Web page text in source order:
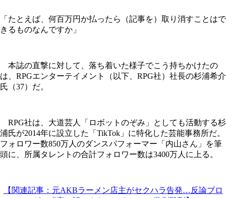
「たとえば、何百万円か払ったら（記事を）取り消すことはで
きるものなんですか」
本誌の直撃に対して、落ち着いた様子でこう持ちかけたの
は、RPGエンターテイメント（以下、RPG社）社長の杉浦希介
氏（37）だ。
RPG社は、大道芸人「ロボットのぞみ」としても活動する杉
浦氏が2014年に設立した「TikTok」に特化した芸能事務所だ。
フォロワー数850万人のダンスパフォーマー「内山さん」を筆
頭に、所属タレントの合計フォロワー数は3400万人に上る。
【関連記事：元AKBラーメン店主がセクハラ告発…反論ブロ